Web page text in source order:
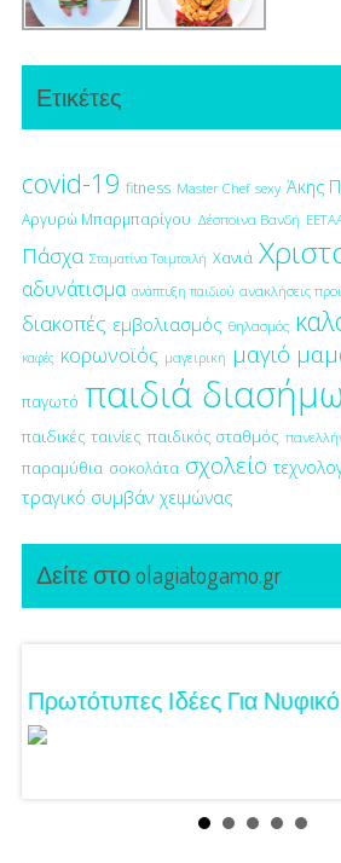
Ετικέτες
covid-19 fitness Master Chef sexy Άκης
Αργυρώ Μπαρμπαρίγου Δέσποινα Βανδή
Πάσχα Σταματίνα Τσιμτσιλή Χανιά
αδυνάτισμα ανάπτυξη παιδιού ανακλήσεις
διακοπές εμβολιασμός θηλασμός
καφές κορωνοϊός μαγειρική μαγιό
παγωτό παιδιά
παιδικές ταινίες παιδικός σταθμός
παραμύθια σοκολάτα σχολείο
τραγικό συμβάν χειμώνας
Δείτε στο olagiatogamo.gr
Πρωτότυπες Ιδέες Για